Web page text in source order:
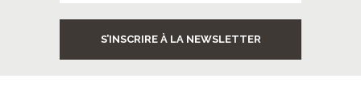
S’INSCRIRE À LA NEWSLETTER